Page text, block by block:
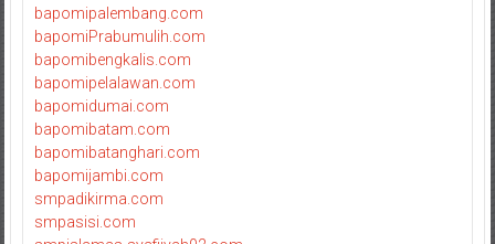
bapomipalembang.com
bapomiPrabumulih.com
bapomibengkalis.com
bapomipelalawan.com
bapomidumai.com
bapomibatam.com
bapomibatanghari.com
bapomijambi.com
smpadikirma.com
smpasisi.com